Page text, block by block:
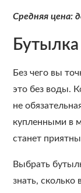
Средняя цена:
Без чего вы
это без воды.
не
купленными в
станет
Выбрать
знать, сколько